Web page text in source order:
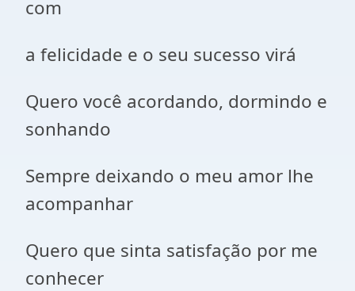
com
a felicidade e o seu sucesso virá
Quero você acordando, dormindo e
sonhando
Sempre deixando o meu amor lhe
acompanhar
Quero que sinta satisfação por me
conhecer